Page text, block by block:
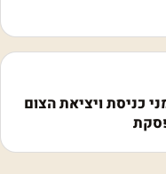
2024: זמני כניסת ויציאת הצום